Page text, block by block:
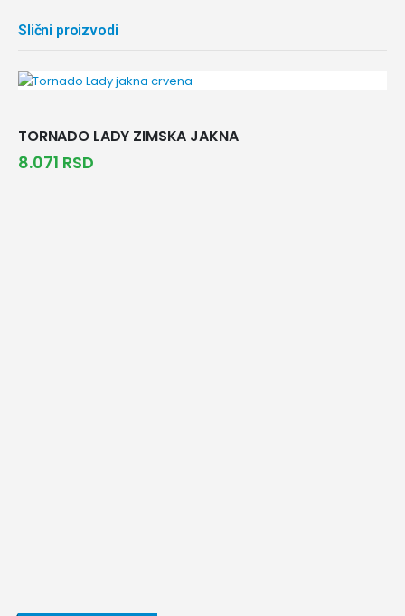
Slični proizvodi
TORNADO LADY ZIMSKA JAKNA
8.071 RSD